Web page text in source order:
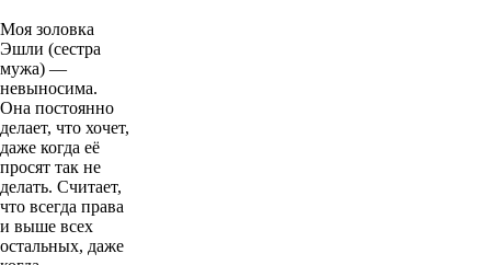
Моя золовка
Эшли (сестра
мужа) —
невыносима.
Она постоянно
делает, что хочет,
даже когда её
просят так не
делать. Считает,
что всегда права
и выше всех
остальных, даже